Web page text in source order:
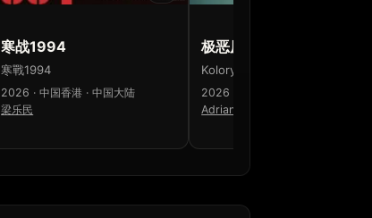
寒战1994
寒戰1994
2026 · 中国香港 · 中国大陆
梁乐民
极恶原色：黑暗谜镇
Kolory zła: Czerń
2026 · 波兰
Adrian Panek